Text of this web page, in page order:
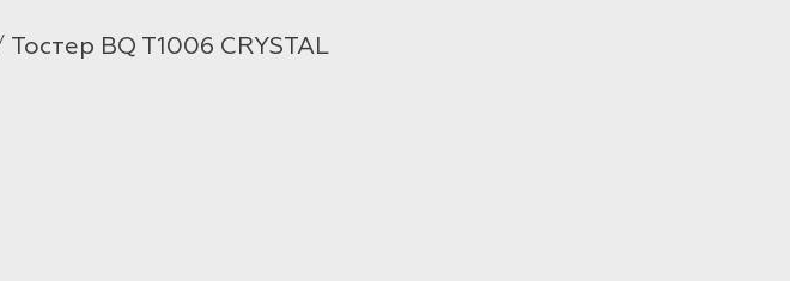
Тостер BQ T1006 CRYSTAL